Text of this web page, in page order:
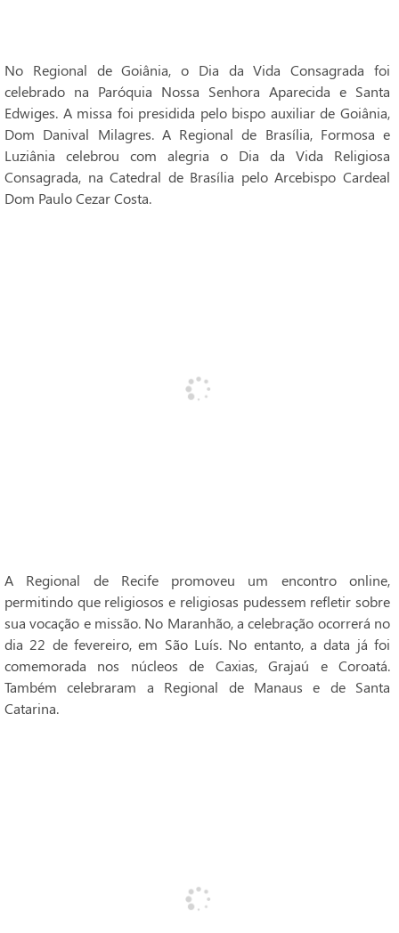
No Regional de Goiânia, o Dia da Vida Consagrada foi
celebrado na Paróquia Nossa Senhora Aparecida e Santa
Edwiges. A missa foi presidida pelo bispo auxiliar de Goiânia,
Dom Danival Milagres. A Regional de Brasília, Formosa e
Luziânia celebrou com alegria o Dia da Vida Religiosa
Consagrada, na Catedral de Brasília pelo Arcebispo Cardeal
Dom Paulo Cezar Costa.
A Regional de Recife promoveu um encontro online,
permitindo que religiosos e religiosas pudessem refletir sobre
sua vocação e missão. No Maranhão, a celebração ocorrerá no
dia 22 de fevereiro, em São Luís. No entanto, a data já foi
comemorada nos núcleos de Caxias, Grajaú e Coroatá.
Também celebraram a Regional de Manaus e de Santa
Catarina.